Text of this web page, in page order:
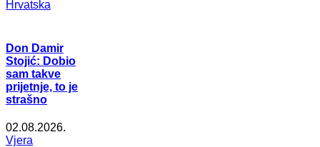
Hrvatska
Don Damir
Stojić: Dobio
sam takve
prijetnje, to je
strašno
02.08.2026.
Vjera